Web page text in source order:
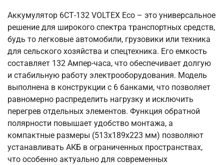
Аккумулятор 6СТ-132 VOLTEX Eco – это универсальное
решение для широкого спектра транспортных средств,
будь то легковые автомобили, грузовики или техника
для сельского хозяйства и спецтехника. Его емкость
составляет 132 Ампер-часа, что обеспечивает долгую
и стабильную работу электрооборудования. Модель
выполнена в конструкции с 6 банками, что позволяет
равномерно распределить нагрузку и исключить
перегрев отдельных элементов. Функция обратной
полярности повышает удобство монтажа, а
компактные размеры (513x189x223 мм) позволяют
устанавливать АКБ в ограниченных пространствах,
что особенно актуально для современных